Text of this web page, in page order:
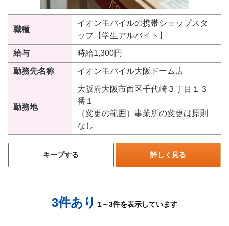
職種
イオンモバイルの携帯ショップスタ
ッフ【学生アルバイト】
給与 時給1,300円
勤務先名称 イオンモバイル大阪ドーム店
勤務地
大阪府大阪市西区千代崎３丁目１３
番１
（変更の範囲）事業所の変更は原則
なし
キープする 詳しく見る
3件あり 1～3件を表示しています